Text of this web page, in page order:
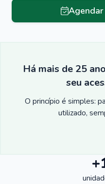
Há mais de 25
seu
O princípio é simples:
utilizado,